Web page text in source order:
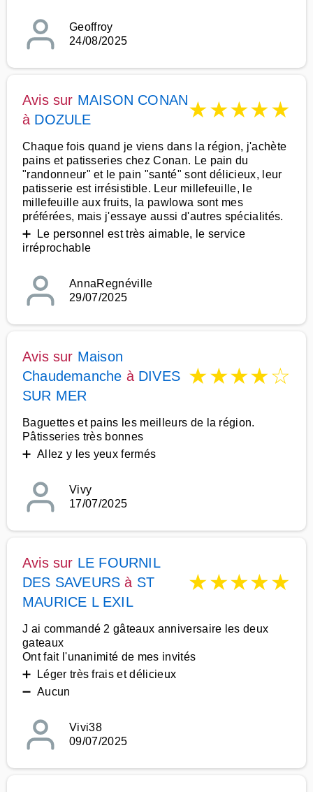
Geoffroy
24/08/2025
Avis sur MAISON CONAN
à DOZULE ★★★★★
Chaque fois quand je viens dans la région, j'achète
pains et patisseries chez Conan. Le pain du
"randonneur" et le pain "santé" sont délicieux, leur
patisserie est irrésistible. Leur millefeuille, le
millefeuille aux fruits, la pawlowa sont mes
préférées, mais j'essaye aussi d'autres spécialités.
➕ Le personnel est très aimable, le service
irréprochable
AnnaRegnéville
29/07/2025
Avis sur Maison
Chaudemanche à DIVES
SUR MER
★★★★☆
Baguettes et pains les meilleurs de la région.
Pâtisseries très bonnes
➕ Allez y les yeux fermés
Vivy
17/07/2025
Avis sur LE FOURNIL
DES SAVEURS à ST
MAURICE L EXIL
★★★★★
J ai commandé 2 gâteaux anniversaire les deux
gateaux
Ont fait l'unanimité de mes invités
➕ Léger très frais et délicieux
➖ Aucun
Vivi38
09/07/2025